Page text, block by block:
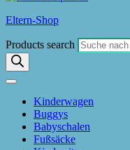
Eltern-Shop
Products search
Kinderwagen
Buggys
Babyschalen
Fußsäcke